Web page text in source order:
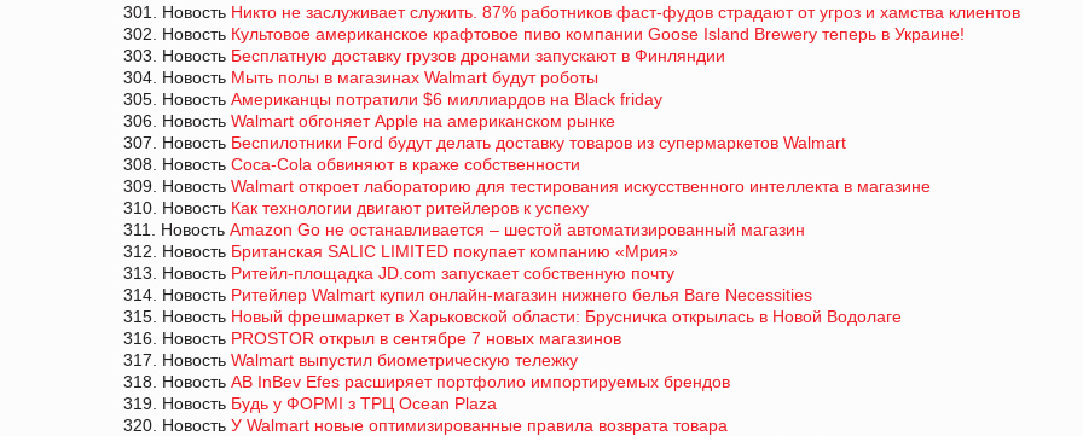
301. Новость Никто не заслуживает служить. 87% работников фаст-фудов страдают от угроз и хамства клиентов
302. Новость Культовое американское крафтовое пиво компании Goose Island Brewery теперь в Украине!
303. Новость Бесплатную доставку грузов дронами запускают в Финляндии
304. Новость Мыть полы в магазинах Walmart будут роботы
305. Новость Американцы потратили $6 миллиардов на Black friday
306. Новость Walmart обгоняет Apple на американском рынке
307. Новость Беспилотники Ford будут делать доставку товаров из супермаркетов Walmart
308. Новость Coca-Cola обвиняют в краже собственности
309. Новость Walmart откроет лабораторию для тестирования искусственного интеллекта в магазине
310. Новость Как технологии двигают ритейлеров к успеху
311. Новость Amazon Go не останавливается – шестой автоматизированный магазин
312. Новость Британская SALIC LIMITED покупает компанию «Мрия»
313. Новость Ритейл-площадка JD.com запускает собственную почту
314. Новость Ритейлер Walmart купил онлайн-магазин нижнего белья Bare Necessities
315. Новость Новый фрешмаркет в Харьковской области: Брусничка открылась в Новой Водолаге
316. Новость PROSTOR открыл в сентябре 7 новых магазинов
317. Новость Walmart выпустил биометрическую тележку
318. Новость AB InBev Efes расширяет портфолио импортируемых брендов
319. Новость Будь у ФОРМІ з ТРЦ Ocean Plaza
320. Новость У Walmart новые оптимизированные правила возврата товара